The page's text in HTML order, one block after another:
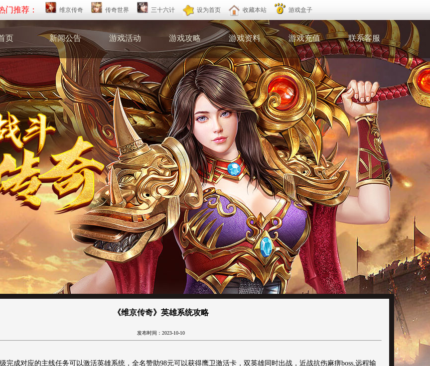
门推荐： 维京传奇 传奇世界 三十六计 设为首页 收藏本站 游戏盒子
页 新闻公告 游戏活动 游戏攻略 游戏资料 游戏充值 联系客服
《维京传奇》英雄系统攻略
发布时间：2023-10-10
完成对应的主线任务可以激活英雄系统，全名赞助98元可以获得鹰卫激活卡，双英雄同时出战，近战抗伤麻痹boss,远程输